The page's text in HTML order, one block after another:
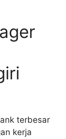
terbesar
kerja